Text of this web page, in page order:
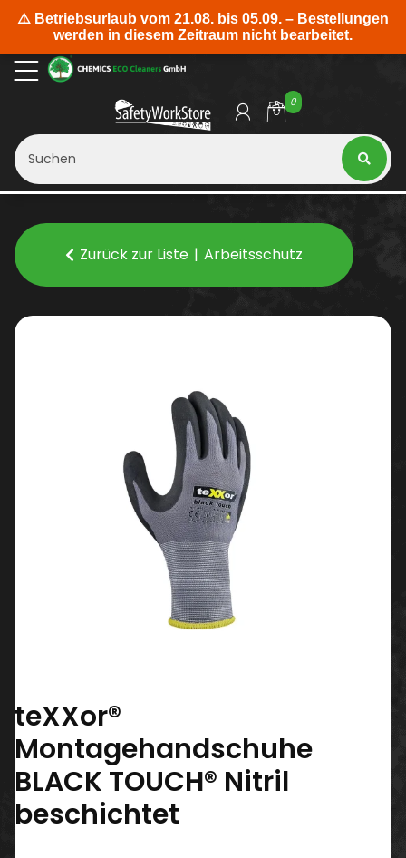
0
Zurück zur Liste Arbeitsschutz
teXXor®
Montagehandschuhe
BLACK TOUCH® Nitril
beschichtet